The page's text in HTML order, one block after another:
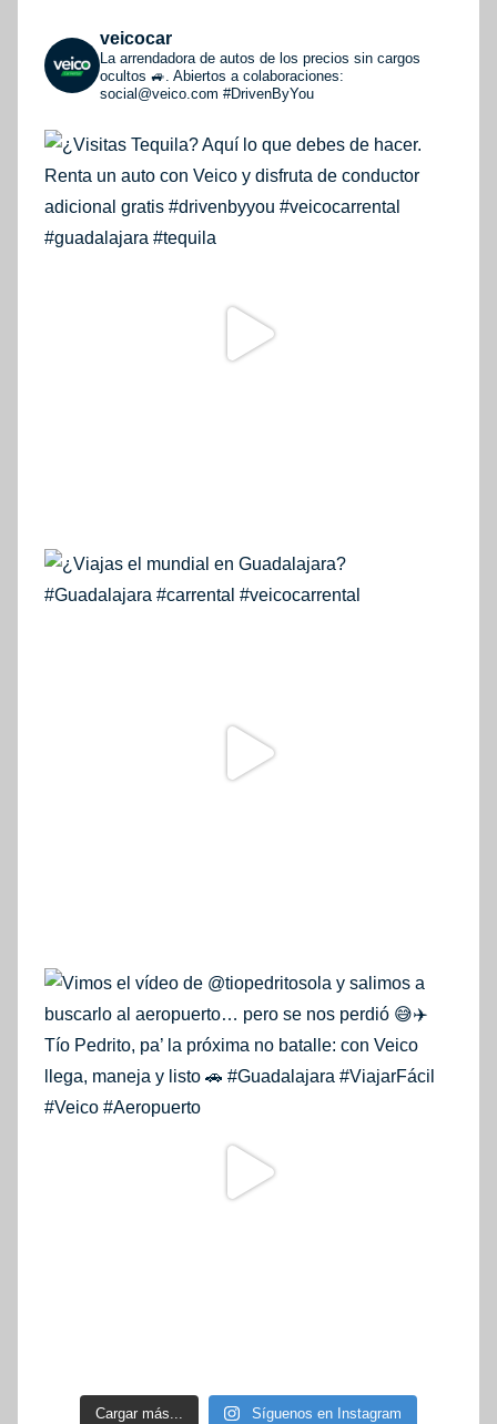
veicocar
La arrendadora de autos de los precios sin cargos
ocultos 🚙. Abiertos a colaboraciones:
social@veico.com #DrivenByYou
Cargar más... Síguenos en Instagram